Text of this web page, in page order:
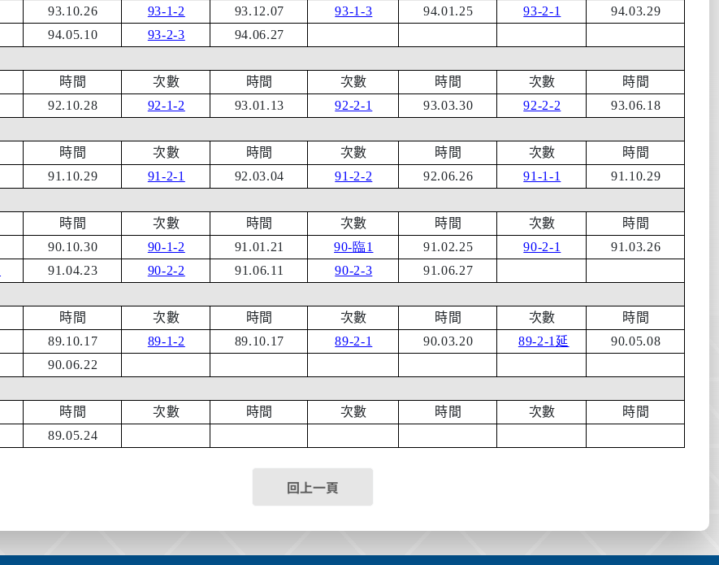
93.10.26 93-1-2 93.12.07 93-1-3 94.01.25 93-2-1
94.03.29
94.05.10 93-2-3
94.06.27
時間 次數 時間 次數 時間 次數
時間
92.10.28 92-1-2 93.01.13 92-2-1 93.03.30 92-2-2
93.06.18
時間 次數 時間 次數 時間 次數
時間
91.10.29 91-2-1 92.03.04 91-2-2 92.06.26 91-1-1
91.10.29
時間 次數 時間 次數 時間 次數
時間
90.10.30 90-1-2 91.01.21 90-臨1 91.02.25 90-2-1
91.03.26
91.04.23 90-2-2 91.06.11 90-2-3
91.06.27
時間 次數 時間 次數 時間 次數
時間
89.10.17 89-1-2 89.10.17 89-2-1 90.03.20 89-2-1 延
90.05.08
90.06.22
時間 次數 時間 次數 時間 次數
時間
89.05.24
回上一頁